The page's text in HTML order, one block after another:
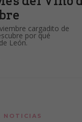
cargadito de
por qué
León.
NOTICIAS